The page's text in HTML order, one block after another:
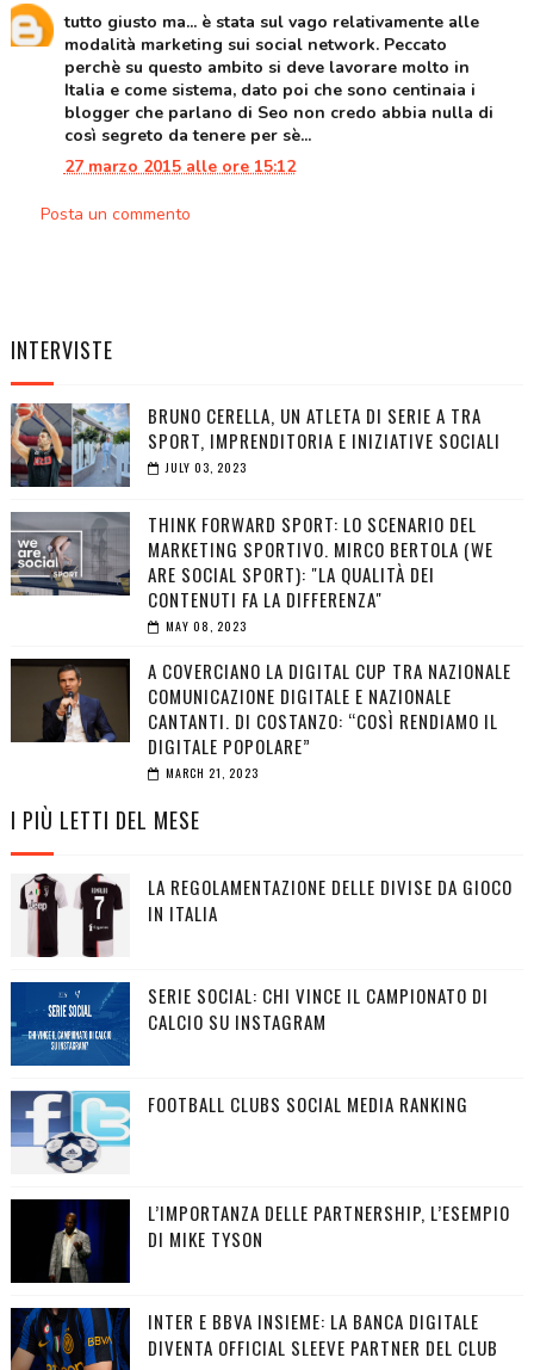
tutto giusto ma... è stata sul vago relativamente alle
modalità marketing sui social network. Peccato
perchè su questo ambito si deve lavorare molto in
Italia e come sistema, dato poi che sono centinaia i
blogger che parlano di Seo non credo abbia nulla di
così segreto da tenere per sè...
27 marzo 2015 alle ore 15:12
Posta un commento
INTERVISTE
BRUNO CERELLA, UN ATLETA DI SERIE A TRA
SPORT, IMPRENDITORIA E INIZIATIVE SOCIALI
JULY 03, 2023
THINK FORWARD SPORT: LO SCENARIO DEL
MARKETING SPORTIVO. MIRCO BERTOLA (WE
ARE SOCIAL SPORT): "LA QUALITÀ DEI
CONTENUTI FA LA DIFFERENZA"
MAY 08, 2023
A COVERCIANO LA DIGITAL CUP TRA NAZIONALE
COMUNICAZIONE DIGITALE E NAZIONALE
CANTANTI. DI COSTANZO: “COSÌ RENDIAMO IL
DIGITALE POPOLARE”
MARCH 21, 2023
I PIÙ LETTI DEL MESE
LA REGOLAMENTAZIONE DELLE DIVISE DA GIOCO
IN ITALIA
SERIE SOCIAL: CHI VINCE IL CAMPIONATO DI
CALCIO SU INSTAGRAM
FOOTBALL CLUBS SOCIAL MEDIA RANKING
L’IMPORTANZA DELLE PARTNERSHIP, L’ESEMPIO
DI MIKE TYSON
INTER E BBVA INSIEME: LA BANCA DIGITALE
DIVENTA OFFICIAL SLEEVE PARTNER DEL CLUB